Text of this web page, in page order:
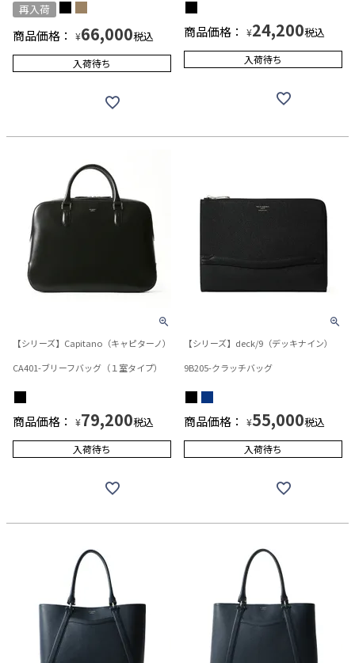
再入荷
商品価格： ¥66,000税込
入荷待ち
商品価格： ¥24,200税込
入荷待ち
【シリーズ】Capitano（キャピターノ）
CA401-ブリーフバッグ（１室タイプ）
商品価格： ¥79,200税込
入荷待ち
【シリーズ】deck/9（デッキナイン）
9B205-クラッチバッグ
商品価格： ¥55,000税込
入荷待ち